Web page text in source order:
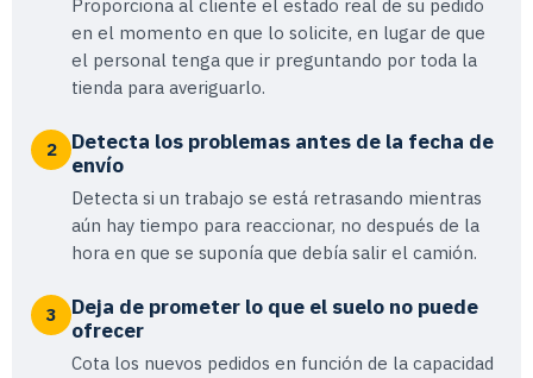
Proporciona al cliente el estado real de su pedido
en el momento en que lo solicite, en lugar de que
el personal tenga que ir preguntando por toda la
tienda para averiguarlo.
2
Detecta los problemas antes de la fecha de
envío
Detecta si un trabajo se está retrasando mientras
aún hay tiempo para reaccionar, no después de la
hora en que se suponía que debía salir el camión.
3
Deja de prometer lo que el suelo no puede
ofrecer
Cota los nuevos pedidos en función de la capacidad